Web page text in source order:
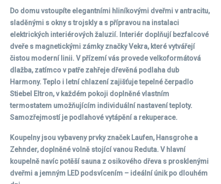
Do domu vstoupíte elegantními hliníkovými dveřmi v antracitu,
sladěnými s okny s trojskly a s přípravou na instalaci
elektrických interiérových žaluzií. Interiér doplňují bezfalcové
dveře s magnetickými zámky značky Vekra, které vytvářejí
čistou moderní linii. V přízemí vás provede velkoformátová
dlažba, zatímco v patře zahřeje dřevěná podlaha dub
Harmony. Teplo i letní chlazení zajišťuje tepelné čerpadlo
Stiebel Eltron, v každém pokoji doplněné vlastním
termostatem umožňujícím individuální nastavení teploty.
Samozřejmostí je podlahové vytápění a rekuperace.
Koupelny jsou vybaveny prvky značek Laufen, Hansgrohe a
Zehnder, doplněné volně stojící vanou Reduta. V hlavní
koupelně navíc potěší sauna z osikového dřeva s prosklenými
dveřmi a jemným LED podsvícením – ideální únik po dlouhém